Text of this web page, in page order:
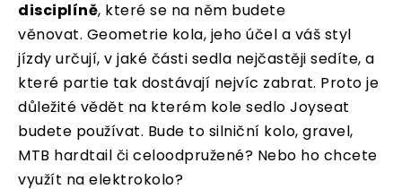
disciplíně, které se na něm budete
věnovat. Geometrie kola, jeho účel a váš styl
jízdy určují, v jaké části sedla nejčastěji sedíte, a
které partie tak dostávají nejvíc zabrat. Proto je
důležité vědět na kterém kole sedlo Joyseat
budete používat. Bude to silniční kolo, gravel,
MTB hardtail či celoodpružené? Nebo ho chcete
využít na elektrokolo?